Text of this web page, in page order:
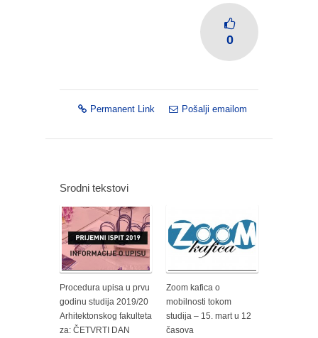
0
Permanent Link Pošalji emailom
Srodni tekstovi
Procedura upisa u prvu
godinu studija 2019/20
Arhitektonskog fakulteta
za: ČETVRTI DAN
Zoom kafica o
mobilnosti tokom
studija – 15. mart u 12
časova